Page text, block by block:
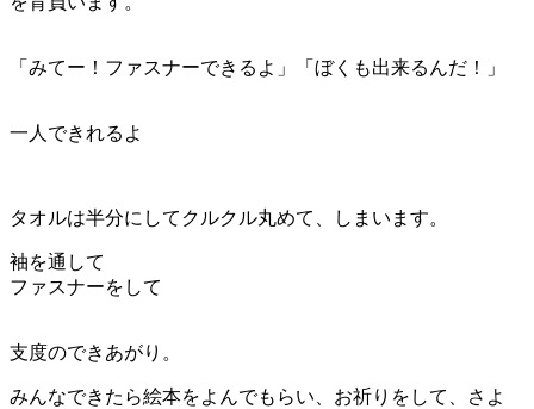
「みてー！ファスナーできるよ」「ぼくも出来るんだ！」
一人できれるよ
タオルは半分にしてクルクル丸めて、しまいます。
袖を通して
ファスナーをして
支度のできあがり。
みんなできたら絵本をよんでもらい、お祈りをして、さよ